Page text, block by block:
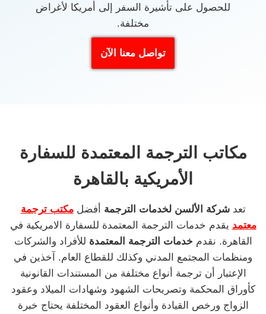
للحصول على تأشيرة السفر إلى أمريكا لأغراض
مختلفة.
تواصل معنا الآن
مكاتب الترجمة المعتمدة للسفارة
الأمريكية بالقاهرة
تعدشركة الألسن لخدمات الترجمة أفضلمكتب ترجمة
معتمد يقدم خدمات الترجمة المعتمدة للسفارة الامريكية في
القاهرة. نقدم خدمات الترجمة المعتمدة للأفراد والشركات
ومنظمات المجتمع المدني وكذلك للقطاع العام. آخذين في
الإعتبار أن ترجمة أنواع مختلفة من المستندات القانونية
كأوراق المحكمة وتصريحات الشهود وشهادات الميلاد وعقود
الزواج ورخص القيادة وأنواع العقود المختلفة يحتاج خبرة